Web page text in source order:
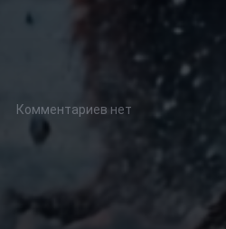
Комментариев нет